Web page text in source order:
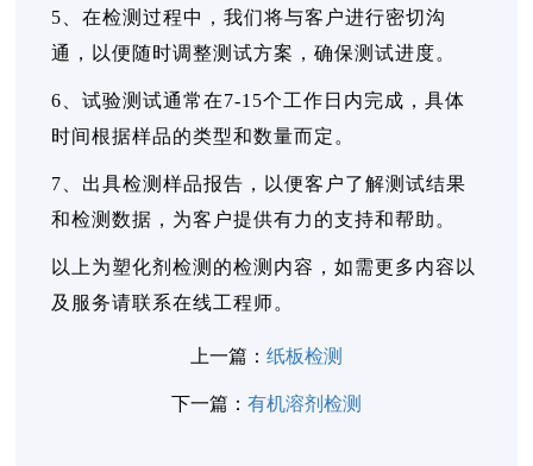
5、在检测过程中，我们将与客户进行密切沟
通，以便随时调整测试方案，确保测试进度。
6、试验测试通常在7-15个工作日内完成，具体
时间根据样品的类型和数量而定。
7、出具检测样品报告，以便客户了解测试结果
和检测数据，为客户提供有力的支持和帮助。
以上为塑化剂检测的检测内容，如需更多内容以
及服务请联系在线工程师。
上一篇： 纸板检测
下一篇： 有机溶剂检测